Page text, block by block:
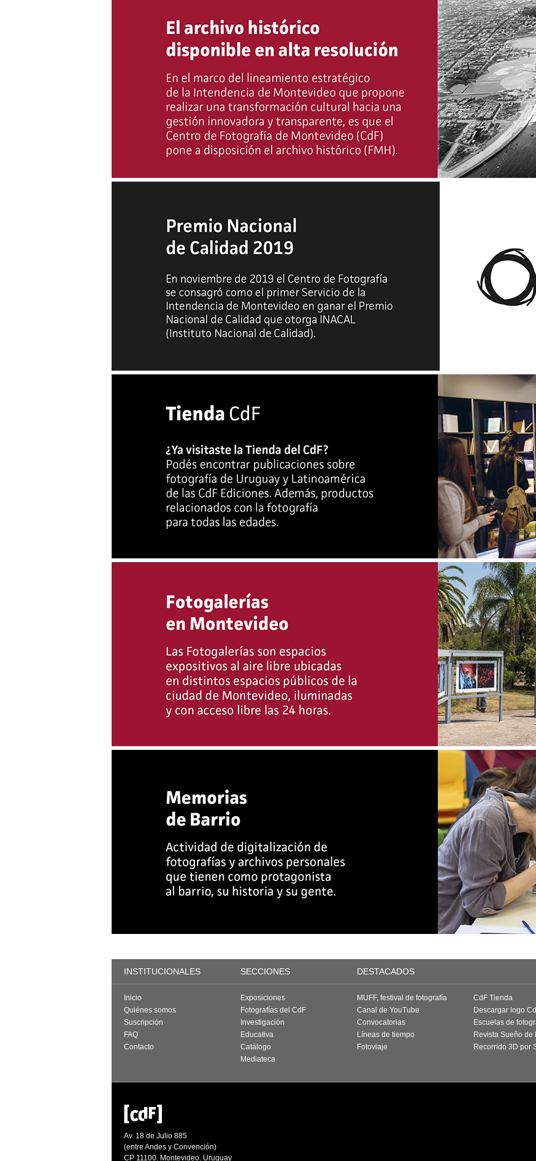
INSTITUCIONALES SECCIONES DESTACADOS
Inicio
Quiénes somos
Suscripción
FAQ
Contacto
Exposiciones
Fotografías del CdF
Investigación
Educativa
Catálogo
Mediateca
MUFF, festival de fotografía
Canal de YouTube
Convocatorias
Líneas de tiempo
Fotoviaje
CdF Tienda
Descargar logo
Escuelas de
Revista Sueño de
Recorrido 3D por
Av. 18 de Julio 885
(entre Andes y Convención)
CP 11100. Montevideo. Uruguay